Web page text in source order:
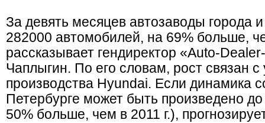
За девять месяцев автозаводы города
282000 автомобилей, на 69% больше,
рассказывает гендиректор «Auto-
Чаплыгин. По его словам, рост связан
производства Hyundai. Если динамика
Петербурге может быть произведено
50% больше, чем в 2011 г.),